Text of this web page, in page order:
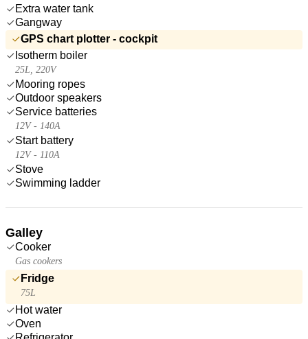
Extra water tank
Gangway
GPS chart plotter - cockpit
Isotherm boiler
25L, 220V
Mooring ropes
Outdoor speakers
Service batteries
12V - 140A
Start battery
12V - 110A
Stove
Swimming ladder
Galley
Cooker
Gas cookers
Fridge
75L
Hot water
Oven